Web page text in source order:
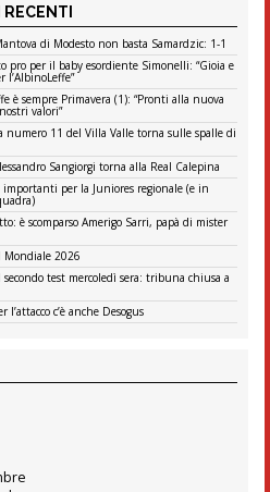
di Modesto non basta Samardzic: 1-1
pro per il baby esordiente Simonelli: “Gioia e
è sempre Primavera (1): “Pronti alla nuova
valori”
numero 11 del Villa Valle torna sulle spalle di
Sangiorgi torna alla Real Calepina
importanti per la Juniores regionale (e in
è scomparso Amerigo Sarri, papà di mister
Mondiale 2026
test mercoledì sera: tribuna chiusa a
l’attacco c’è anche Desogus